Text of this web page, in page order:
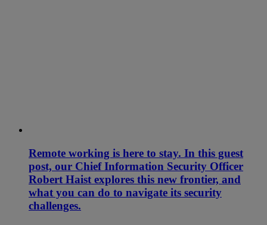
Remote working is here to stay. In this guest
post, our Chief Information Security Officer
Robert Haist explores this new frontier, and
what you can do to navigate its security
challenges.